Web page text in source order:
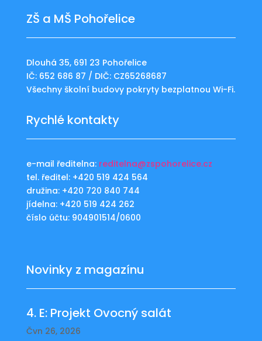
ZŠ a MŠ Pohořelice
Dlouhá 35, 691 23 Pohořelice
IČ: 652 686 87 / DIČ: CZ65268687
Všechny školní budovy pokryty bezplatnou Wi-Fi.
Rychlé kontakty
e-mail ředitelna: reditelna@zspohorelice.cz
tel. ředitel: +420 519 424 564
družina: +420 720 840 744
jídelna: +420 519 424 262
číslo účtu: 904901514/0600
Novinky z magazínu
4. E: Projekt Ovocný salát
Čvn 26, 2026